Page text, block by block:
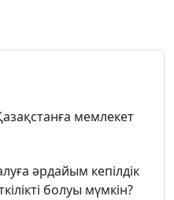
мемлекет
әрдайым кепілдік
болуы мүмкін?